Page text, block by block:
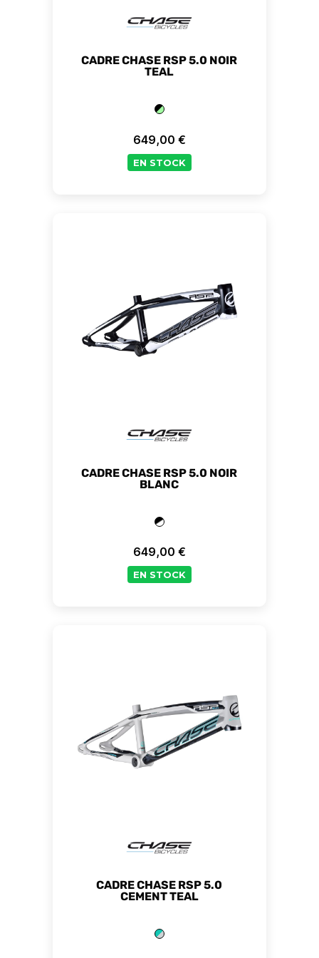
CADRE CHASE RSP 5.0 NOIR
TEAL
Prix
649,00 €
EN STOCK
CADRE CHASE RSP 5.0 NOIR
BLANC
Prix
649,00 €
EN STOCK
CADRE CHASE RSP 5.0
CEMENT TEAL